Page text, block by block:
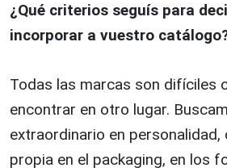
¿Qué criterios seguís para
incorporar a vuestro
Todas las marcas son difíciles
encontrar en otro lugar.
extraordinario en
propia en el packaging, en los